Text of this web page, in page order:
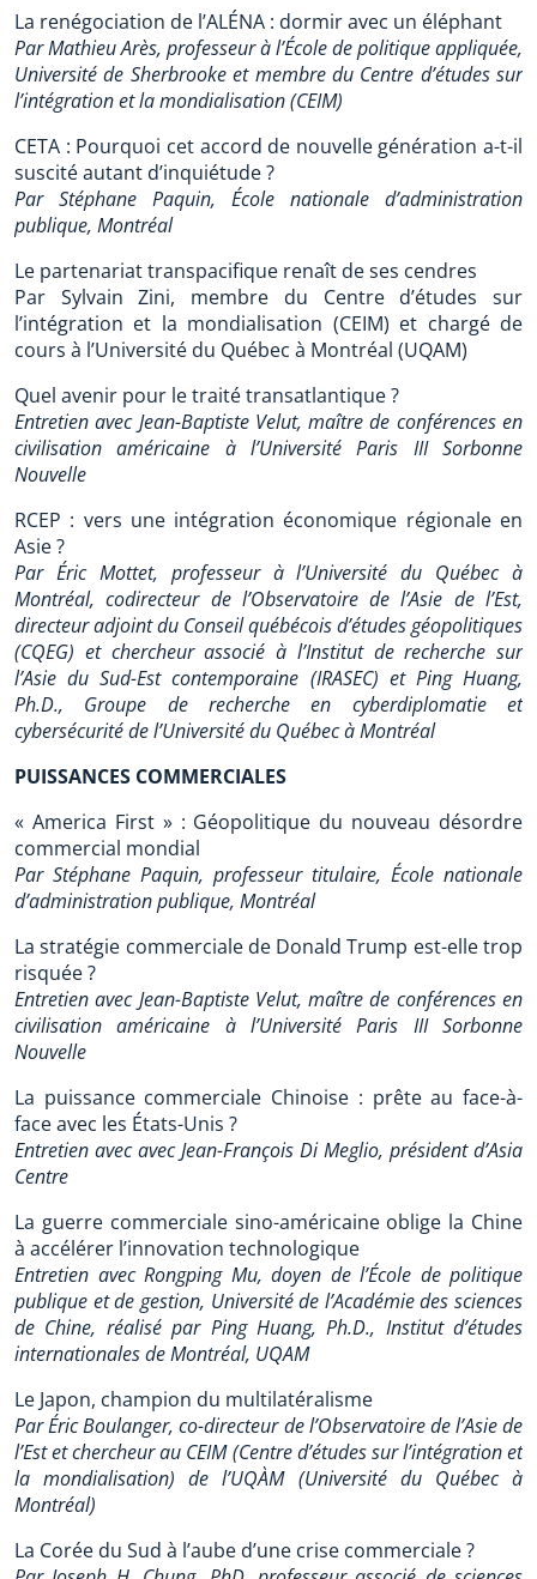
La renégociation de l’ALÉNA : dormir avec un éléphant
Par Mathieu Arès, professeur à l’École de politique appliquée,
Université de Sherbrooke et membre du Centre d’études sur
l’intégration et la mondialisation (CEIM)
CETA : Pourquoi cet accord de nouvelle génération a-t-il
suscité autant d’inquiétude ?
Par Stéphane Paquin, École nationale d’administration
publique, Montréal
Le partenariat transpacifique renaît de ses cendres
Par Sylvain Zini, membre du Centre d’études sur
l’intégration et la mondialisation (CEIM) et chargé de
cours à l’Université du Québec à Montréal (UQAM)
Quel avenir pour le traité transatlantique ?
Entretien avec Jean-Baptiste Velut, maître de conférences en
civilisation américaine à l’Université Paris III Sorbonne
Nouvelle
RCEP : vers une intégration économique régionale en
Asie ?
Par Éric Mottet, professeur à l’Université du Québec à
Montréal, codirecteur de l’Observatoire de l’Asie de l’Est,
directeur adjoint du Conseil québécois d’études géopolitiques
(CQEG) et chercheur associé à l’Institut de recherche sur
l’Asie du Sud-Est contemporaine (IRASEC) et Ping Huang,
Ph.D., Groupe de recherche en cyberdiplomatie et
cybersécurité de l’Université du Québec à Montréal
PUISSANCES COMMERCIALES
« America First » : Géopolitique du nouveau désordre
commercial mondial
Par Stéphane Paquin, professeur titulaire, École nationale
d’administration publique, Montréal
La stratégie commerciale de Donald Trump est-elle trop
risquée ?
Entretien avec Jean-Baptiste Velut, maître de conférences en
civilisation américaine à l’Université Paris III Sorbonne
Nouvelle
La puissance commerciale Chinoise : prête au face-à-
face avec les États-Unis ?
Entretien avec avec Jean-François Di Meglio, président d’Asia
Centre
La guerre commerciale sino-américaine oblige la Chine
à accélérer l’innovation technologique
Entretien avec Rongping Mu, doyen de l’École de politique
publique et de gestion, Université de l’Académie des sciences
de Chine, réalisé par Ping Huang, Ph.D., Institut d’études
internationales de Montréal, UQAM
Le Japon, champion du multilatéralisme
Par Éric Boulanger, co-directeur de l’Observatoire de l’Asie de
l’Est et chercheur au CEIM (Centre d’études sur l’intégration et
la mondialisation) de l’UQÀM (Université du Québec à
Montréal)
La Corée du Sud à l’aube d’une crise commerciale ?